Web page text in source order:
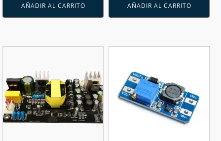
AÑADIR AL CARRITO AÑADIR AL CARRITO